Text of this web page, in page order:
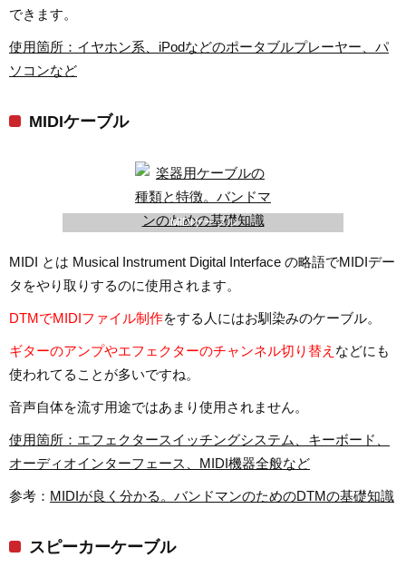
できます。
使用箇所：イヤホン系、iPodなどのポータブルプレーヤー、パ
ソコンなど
MIDIケーブル
MIDIケーブル
MIDI とは Musical Instrument Digital Interface の略語でMIDIデー
タをやり取りするのに使用されます。
DTMでMIDIファイル制作をする人にはお馴染みのケーブル。
ギターのアンプやエフェクターのチャンネル切り替え などにも
使われてることが多いですね。
音声自体を流す用途ではあまり使用されません。
使用箇所：エフェクタースイッチングシステム、キーボード、
オーディオインターフェース、MIDI機器全般など
参考： MIDIが良く分かる。バンドマンのためのDTMの基礎知識
スピーカーケーブル